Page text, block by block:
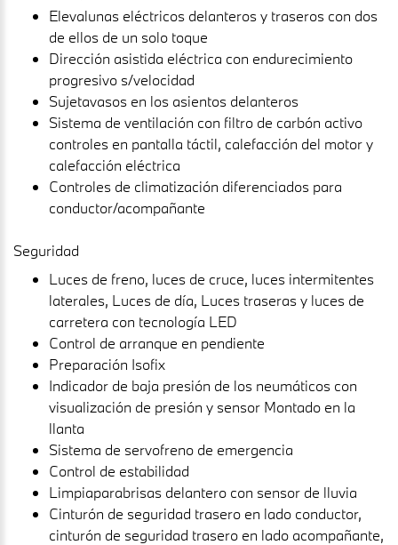
Elevalunas eléctricos delanteros y traseros con dos
de ellos de un solo toque
Dirección asistida eléctrica con endurecimiento
progresivo s/velocidad
Sujetavasos en los asientos delanteros
Sistema de ventilación con filtro de carbón activo
controles en pantalla táctil, calefacción del motor y
calefacción eléctrica
Controles de climatización diferenciados para
conductor/acompañante
Seguridad
Luces de freno, luces de cruce, luces intermitentes
laterales, Luces de día, Luces traseras y luces de
carretera con tecnología LED
Control de arranque en pendiente
Preparación Isofix
Indicador de baja presión de los neumáticos con
visualización de presión y sensor Montado en la
llanta
Sistema de servofreno de emergencia
Control de estabilidad
Limpiaparabrisas delantero con sensor de lluvia
Cinturón de seguridad trasero en lado conductor,
cinturón de seguridad trasero en lado acompañante,